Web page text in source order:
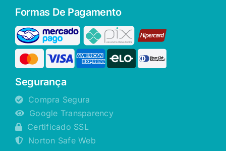
Formas De Pagamento
Segurança
Compra Segura
Google Transparency
Certificado SSL
Norton Safe Web